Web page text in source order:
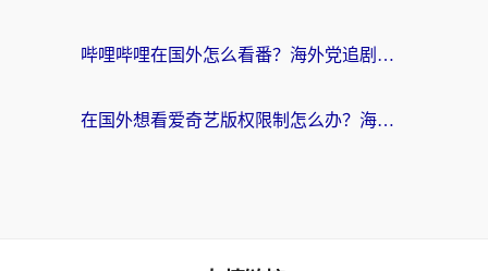
哔哩哔哩在国外怎么看番？海外党追剧看片的终极解决方案
在国外想看爱奇艺版权限制怎么办？海外华人必看的追剧自由指南